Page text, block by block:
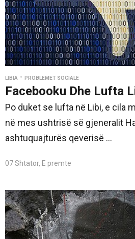
LIBIA • PROBLEMET SOCIALE
Facebooku Dhe Lufta
Po duket se lufta në Libi, e cila
në mes ushtrisë së gjeneralit
ashtuquajturës qeverisë ...
07 Shtator, E premte